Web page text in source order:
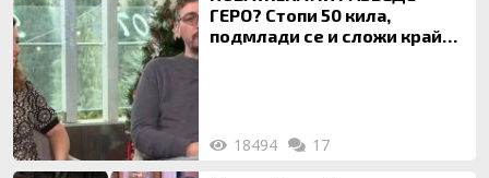
ГЕРО? Стопи 50 кила,
подмлади се и сложи край
18494 17